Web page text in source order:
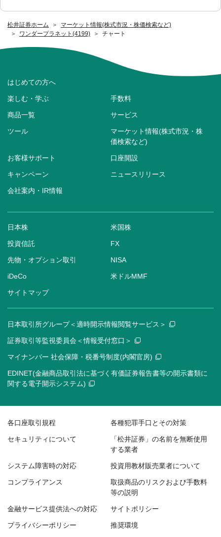
松井証券ホーム
マーケット情報(株式市況・株価検索など)
ワンダープラネット(4199)
チャート
はじめての方へ
楽しむ・学ぶ 手数料
商品一覧 サービス
ツール
マーケット情報(株式市況・株
価検索など)
お客様サポート 口座開設
キャンペーン ニュースリリース
会社案内・IR情報
日本株 米国株
投資信託 FX
先物・オプション取引 NISA
iDeCo 米ドルMMF
サイトマップ
日本取引所グループ＜適時開示情報閲覧サービス＞
証券取引等監視委員会＜情報受付窓口＞
マイナンバー 社会保障・税番号制度(内閣官房)
EDINET(金融商品取引法に基づく有価証券報告書等の開示書類に
関する電子開示システム)
各口座取引規程 各種犯罪手口とその対策
セキュリティについて
「松井証券」の名前を無断使用
する業者
システム障害時の対応 投資用教材販売業者について
コンプライアンス
取扱商品のリスクおよび手数料
等の説明
金融サービス提供法への対応 サイトポリシー
プライバシーポリシー 推奨環境